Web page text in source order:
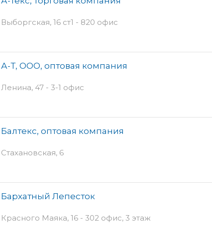
Выборгская, 16 ст1 - 820 офис
А-Т, ООО, оптовая компания
Ленина, 47 - 3-1 офис
Балтекс, оптовая компания
Стахановская, 6
Бархатный Лепесток
Красного Маяка, 16 - 302 офис, 3 этаж